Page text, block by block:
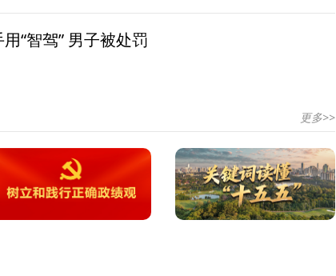
“智驾” 男子被处罚
更多>>